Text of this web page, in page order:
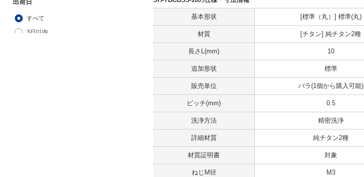
出荷日
すべて
3日以内
基本形状 [標準（丸）] 標準(丸)
材質 [チタン] 純チタン2種
長さL(mm) 10
追加形状 標準
販売単位 バラ(1個から購入可能)
ピッチ(mm) 0.5
洗浄方法 精密洗浄
詳細材質 純チタン2種
材質証明書 対象
ねじM径 M3